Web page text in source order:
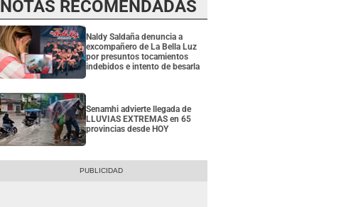
NOTAS RECOMENDADAS
Naldy Saldaña denuncia a
excompañero de La Bella Luz
por presuntos tocamientos
indebidos e intento de besarla
Senamhi advierte llegada de
LLUVIAS EXTREMAS en 65
provincias desde HOY